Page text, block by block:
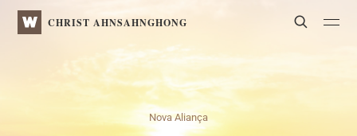
WATVCHRIST AHNSAHNGHONG Search
Nova Aliança